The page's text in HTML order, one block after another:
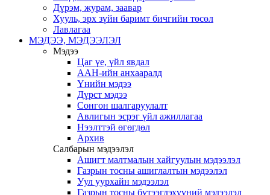
Дүрэм, журам, заавар
Хууль, эрх зүйн баримт бичгийн төсөл
Лавлагаа
МЭДЭЭ, МЭДЭЭЛЭЛ
Мэдээ
Цаг үе, үйл явдал
ААН-ийн анхааралд
Үнийн мэдээ
Дүрст мэдээ
Сонгон шалгаруулалт
Авлигын эсрэг үйл ажиллагаа
Нээлттэй өгөгдөл
Архив
Салбарын мэдээлэл
Ашигт малтмалын хайгуулын мэдээлэл
Газрын тосны ашиглалтын мэдээлэл
Уул уурхайн мэдээлэл
Газрын тосны бүтээгдэхүүний мэдээлэл